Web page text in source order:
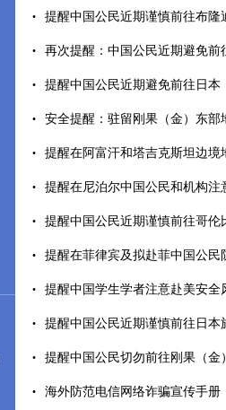
提醒中国公民近期谨慎前往布隆
再次提醒：中国公民近期避免前
提醒中国公民近期避免前往日本
安全提醒：驻留刚果（金）东部
提醒在阿富汗和塔吉克斯坦边境
提醒在尼泊尔中国公民和机构注
提醒中国公民近期谨慎前往哥伦
提醒在菲律宾及拟赴菲中国公民
提醒中国学生学者注意赴美安全
提醒中国公民近期谨慎前往日本
提醒中国公民切勿前往刚果（金
海外防范电信网络诈骗宣传手册